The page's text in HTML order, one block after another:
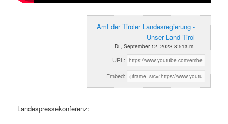
Amt der Tiroler Landesregierung -
Unser Land Tirol
Di., September 12, 2023 8:51a.m.
URL:
Embed:
Landespressekonferenz: